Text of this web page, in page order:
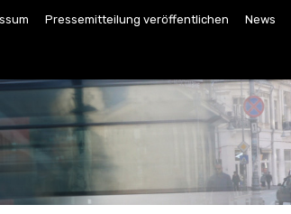
Pressemitteilung veröffentlichen News